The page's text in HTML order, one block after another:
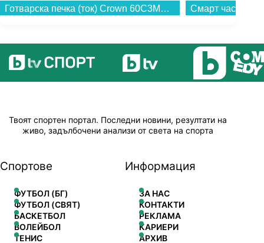
Твоят спортен портал. Последни новини, резултати на
живо, задълбочени анализи от света на спорта
Спортове
ФУТБОЛ (БГ)
ФУТБОЛ (СВЯТ)
БАСКЕТБОЛ
ВОЛЕЙБОЛ
ТЕНИС
Информация
ЗА НАС
КОНТАКТИ
РЕКЛАМА
КАРИЕРИ
АРХИВ